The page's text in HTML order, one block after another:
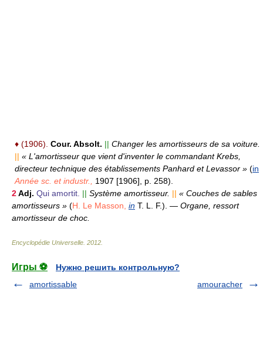
♦ (1906). Cour. Absolt. || Changer les amortisseurs de sa voiture.
|| « L'amortisseur que vient d'inventer le commandant Krebs,
directeur technique des établissements Panhard et Levassor » (in
Année sc. et industr., 1907 [1906], p. 258).
2Adj. Qui amortit. || Système amortisseur. || « Couches de sables
amortisseurs » (H. Le Masson, in T. L. F.). — Organe, ressort
amortisseur de choc.
Encyclopédie Universelle 2012
Игры ⚽
Нужно решить контрольную?
amortissable
amouracher